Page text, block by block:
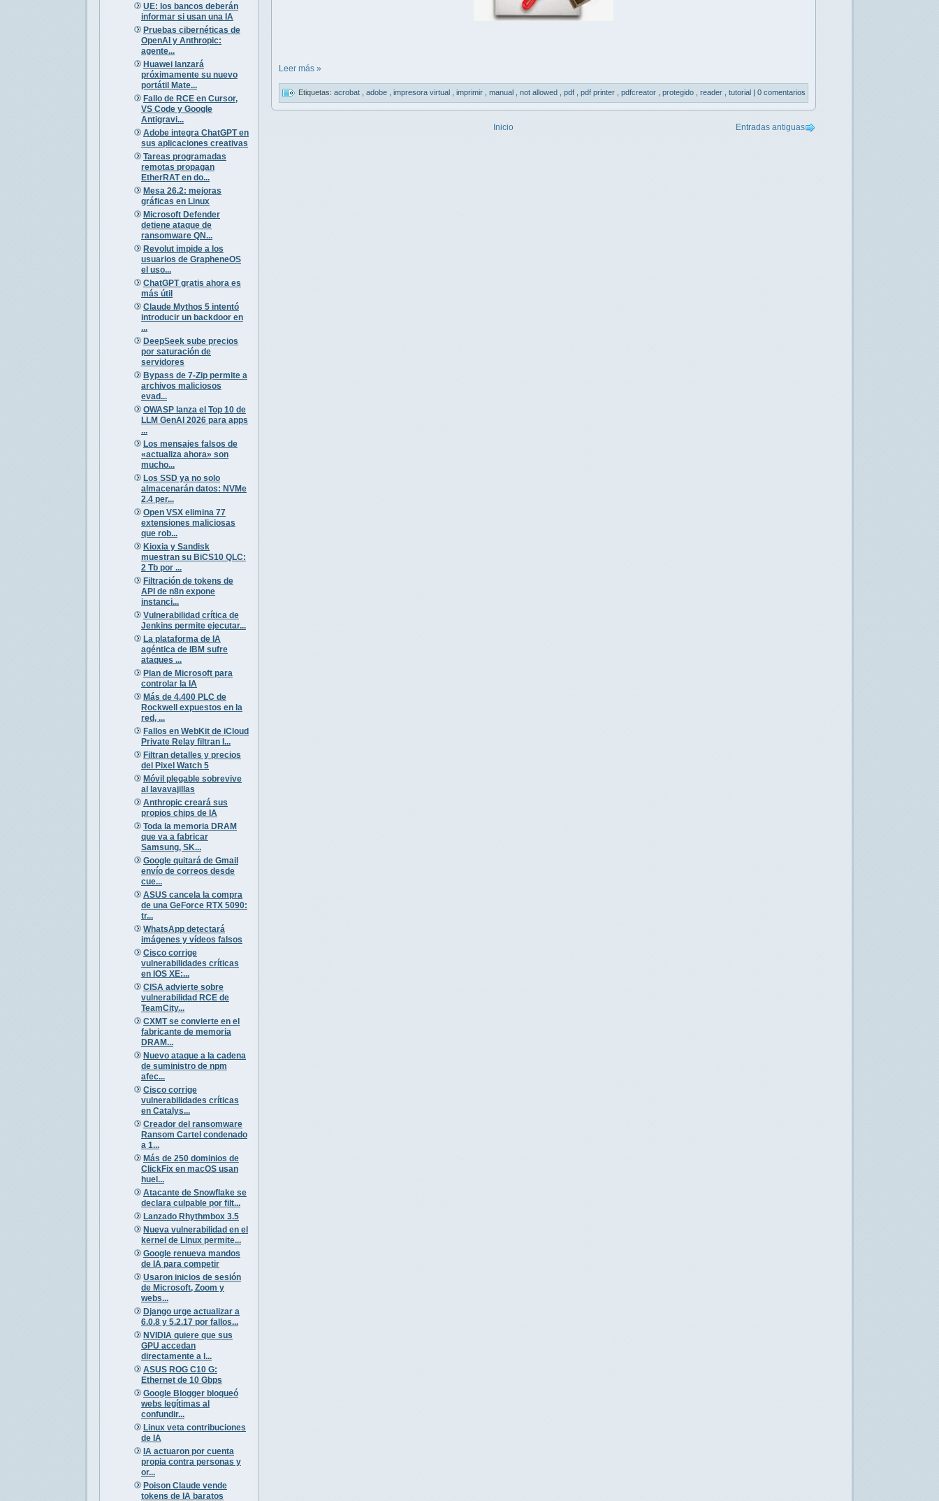
UE: los bancos deberán
informar si usan una IA
Pruebas cibernéticas de
OpenAI y Anthropic:
agente...
Huawei lanzará
próximamente su nuevo
portátil Mate...
Fallo de RCE en Cursor,
VS Code y Google
Antigravi...
Adobe integra ChatGPT en
sus aplicaciones creativas
Tareas programadas
remotas propagan
EtherRAT en do...
Mesa 26.2: mejoras
gráficas en Linux
Microsoft Defender
detiene ataque de
ransomware QN...
Revolut impide a los
usuarios de GrapheneOS
el uso...
ChatGPT gratis ahora es
más útil
Claude Mythos 5 intentó
introducir un backdoor en
...
DeepSeek sube precios
por saturación de
servidores
Bypass de 7-Zip permite a
archivos maliciosos
evad...
OWASP lanza el Top 10 de
LLM GenAI 2026 para apps
...
Los mensajes falsos de
«actualiza ahora» son
mucho...
Los SSD ya no solo
almacenarán datos: NVMe
2.4 per...
Open VSX elimina 77
extensiones maliciosas
que rob...
Kioxia y Sandisk
muestran su BiCS10 QLC:
2 Tb por ...
Filtración de tokens de
API de n8n expone
instanci...
Vulnerabilidad crítica de
Jenkins permite ejecutar...
La plataforma de IA
agéntica de IBM sufre
ataques ...
Plan de Microsoft para
controlar la IA
Más de 4.400 PLC de
Rockwell expuestos en la
red, ...
Fallos en WebKit de iCloud
Private Relay filtran I...
Filtran detalles y precios
del Pixel Watch 5
Móvil plegable sobrevive
al lavavajillas
Anthropic creará sus
propios chips de IA
Toda la memoria DRAM
que va a fabricar
Samsung, SK...
Google quitará de Gmail
envío de correos desde
cue...
ASUS cancela la compra
de una GeForce RTX 5090:
tr...
WhatsApp detectará
imágenes y vídeos falsos
Cisco corrige
vulnerabilidades críticas
en IOS XE:...
CISA advierte sobre
vulnerabilidad RCE de
TeamCity...
CXMT se convierte en el
fabricante de memoria
DRAM...
Nuevo ataque a la cadena
de suministro de npm
afec...
Cisco corrige
vulnerabilidades críticas
en Catalys...
Creador del ransomware
Ransom Cartel condenado
a 1...
Más de 250 dominios de
ClickFix en macOS usan
huel...
Atacante de Snowflake se
declara culpable por filt...
Lanzado Rhythmbox 3.5
Nueva vulnerabilidad en el
kernel de Linux permite...
Google renueva mandos
de IA para competir
Usaron inicios de sesión
de Microsoft, Zoom y
webs...
Django urge actualizar a
6.0.8 y 5.2.17 por fallos...
NVIDIA quiere que sus
GPU accedan
directamente a l...
ASUS ROG C10 G:
Ethernet de 10 Gbps
Google Blogger bloqueó
webs legítimas al
confundir...
Linux veta contribuciones
de IA
IA actuaron por cuenta
propia contra personas y
or...
Poison Claude vende
tokens de IA baratos
Leer más »
Etiquetas: acrobat adobe impresora virtual imprimir manual not allowed pdf pdf printer pdfcreator protegido reader tutorial | 0 comentarios
Entradas antiguas
Inicio